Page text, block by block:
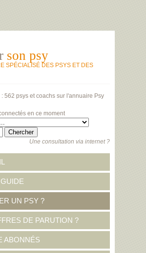
son psy
SPÉCIALISÉ DES PSYS ET DES
: 562 psys et coachs sur l'annuaire Psy
en ce moment
Une consultation via internet ?
UN PSY ?
DE PARUTION ?
ABONNÉS